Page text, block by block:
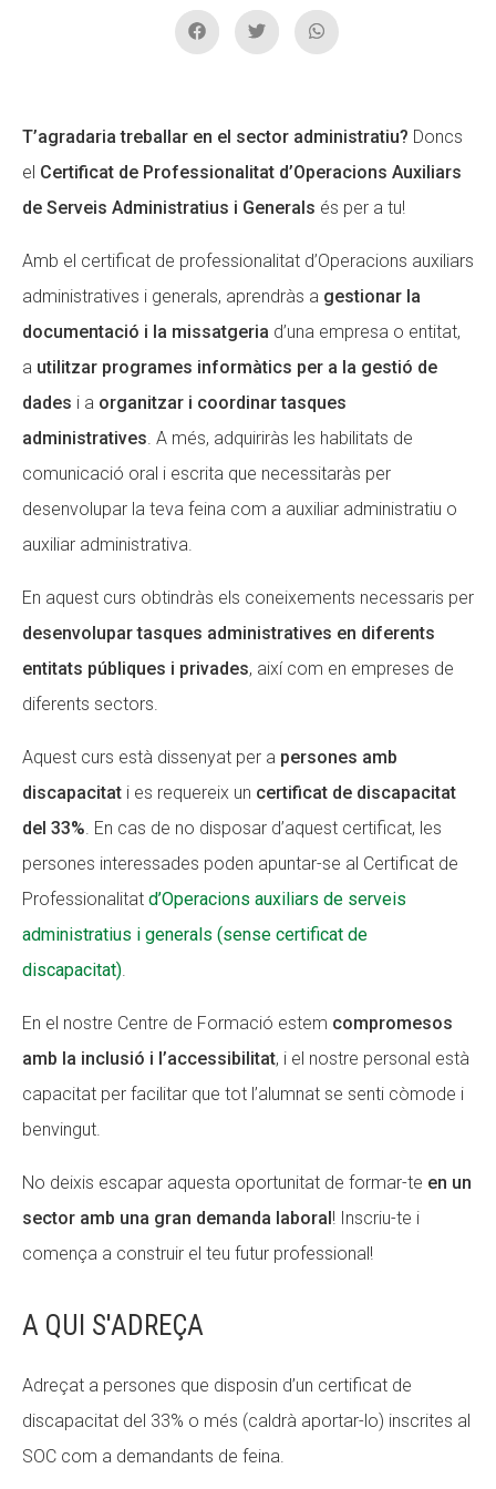
T’agradaria treballar en el sector administratiu? Doncs
el Certificat de Professionalitat d’Operacions Auxiliars
de Serveis Administratius i Generals és per a tu!
Amb el certificat de professionalitat d’Operacions auxiliars
administratives i generals, aprendràs a gestionar la
documentació i la missatgeria d’una empresa o entitat,
a utilitzar programes informàtics per a la gestió de
dades i a organitzar i coordinar tasques
administratives. A més, adquiriràs les habilitats de
comunicació oral i escrita que necessitaràs per
desenvolupar la teva feina com a auxiliar administratiu o
auxiliar administrativa.
En aquest curs obtindràs els coneixements necessaris per
desenvolupar tasques administratives en diferents
entitats públiques i privades, així com en empreses de
diferents sectors.
Aquest curs està dissenyat per a persones amb
discapacitat i es requereix un certificat de discapacitat
del 33%. En cas de no disposar d’aquest certificat, les
persones interessades poden apuntar-se al Certificat de
Professionalitat d’Operacions auxiliars de serveis
administratius i generals (sense certificat de
discapacitat).
En el nostre Centre de Formació estem compromesos
amb la inclusió i l’accessibilitat, i el nostre personal està
capacitat per facilitar que tot l’alumnat se senti còmode i
benvingut.
No deixis escapar aquesta oportunitat de formar-te en un
sector amb una gran demanda laboral! Inscriu-te i
comença a construir el teu futur professional!
A QUI S'ADREÇA
Adreçat a persones que disposin d’un certificat de
discapacitat del 33% o més (caldrà aportar-lo) inscrites al
SOC com a demandants de feina.
Fundesplai als mitjans
COL·LABORA
Treballa amb nosaltres
Fundesplai als mitjans
COL·LABORA
Treballa amb nosaltres